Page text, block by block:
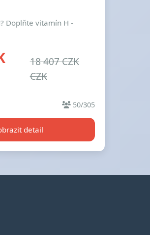
Doplňte vitamín H -
18 407 CZK
CZK
50/305
detail